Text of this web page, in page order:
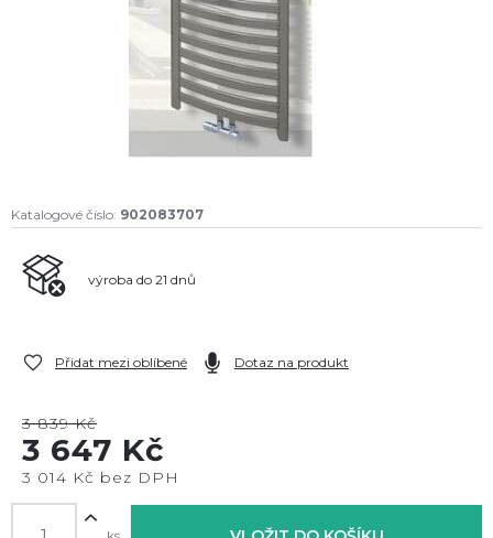
Katalogové číslo: 902083707
výroba do 21 dnů
Přidat mezi oblíbené Dotaz na produkt
3 839 Kč
3 647 Kč
3 014 Kč bez DPH